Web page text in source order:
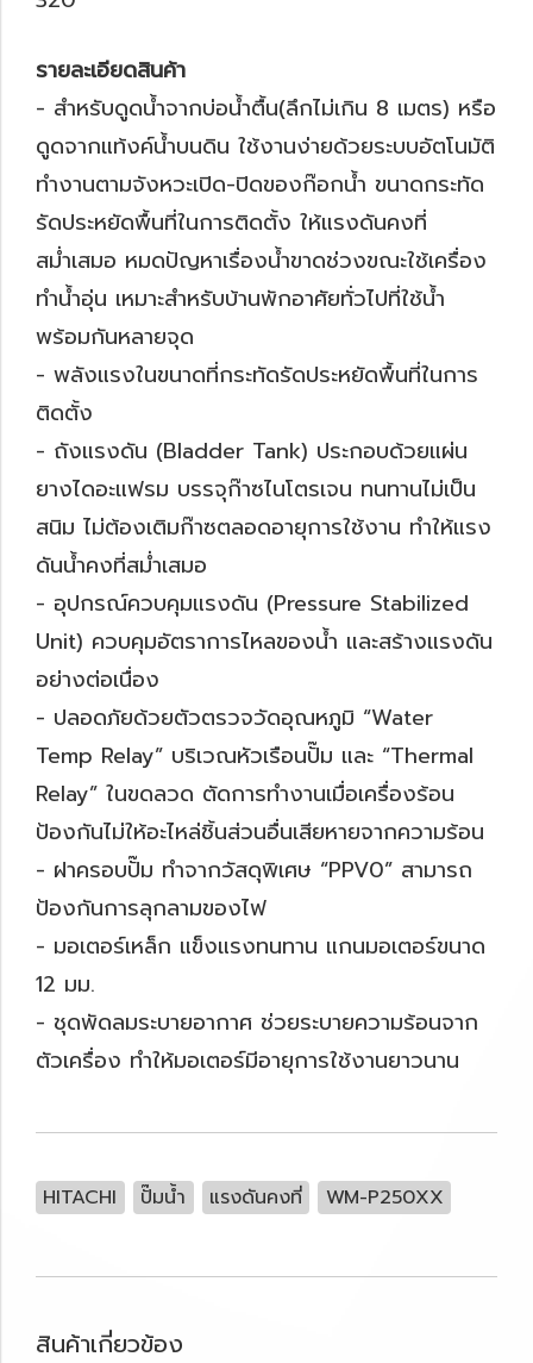
รายละเอียดสินค้า
- สำหรับดูดน้ำจากบ่อน้ำตื้น(ลึกไม่เกิน 8 เมตร) หรือ
ดูดจากแท้งค์น้ำบนดิน ใช้งานง่ายด้วยระบบอัตโนมัติ
ทำงานตามจังหวะเปิด-ปิดของก๊อกน้ำ ขนาดกระทัด
รัดประหยัดพื้นที่ในการติดตั้ง ให้แรงดันคงที่
สม่ำเสมอ หมดปัญหาเรื่องน้ำขาดช่วงขณะใช้เครื่อง
ทำน้ำอุ่น เหมาะสำหรับบ้านพักอาศัยทั่วไปที่ใช้น้ำ
พร้อมกันหลายจุด
- พลังแรงในขนาดที่กระทัดรัดประหยัดพื้นที่ในการ
ติดตั้ง
- ถังแรงดัน (Bladder Tank) ประกอบด้วยแผ่น
ยางไดอะแฟรม บรรจุก๊าซไนโตรเจน ทนทานไม่เป็น
สนิม ไม่ต้องเติมก๊าซตลอดอายุการใช้งาน ทำให้แรง
ดันน้ำคงที่สม่ำเสมอ
- อุปกรณ์ควบคุมแรงดัน (Pressure Stabilized
Unit) ควบคุมอัตราการไหลของน้ำ และสร้างแรงดัน
อย่างต่อเนื่อง
- ปลอดภัยด้วยตัวตรวจวัดอุณหภูมิ “Water
Temp Relay” บริเวณหัวเรือนปั๊ม และ “Thermal
Relay” ในขดลวด ตัดการทำงานเมื่อเครื่องร้อน
ป้องกันไม่ให้อะไหล่ชิ้นส่วนอื่นเสียหายจากความร้อน
- ฝาครอบปั๊ม ทำจากวัสดุพิเศษ “PPV0” สามารถ
ป้องกันการลุกลามของไฟ
- มอเตอร์เหล็ก แข็งแรงทนทาน แกนมอเตอร์ขนาด
12 มม.
- ชุดพัดลมระบายอากาศ ช่วยระบายความร้อนจาก
ตัวเครื่อง ทำให้มอเตอร์มีอายุการใช้งานยาวนาน
HITACHI ปั๊มน้ำ แรงดันคงที่ WM-P250XX
สินค้าเกี่ยวข้อง